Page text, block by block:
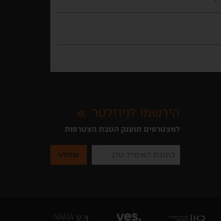
הירשמו לניוזלטר
למצטרפים תוענק הטבת הצטרפות
להזין
את